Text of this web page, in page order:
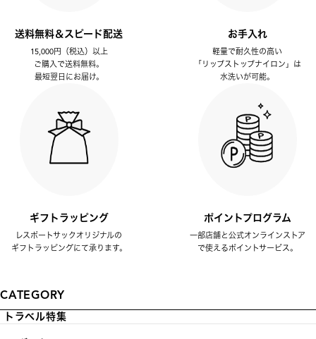
送料無料＆スピード配送
15,000円（税込）以上
ご購入で送料無料。
最短翌日にお届け。
お手入れ
軽量で耐久性の高い
「リップストップナイロン」は
水洗いが可能。
ギフトラッピング
レスポートサックオリジナルの
ギフトラッピングにて承ります。
ポイントプログラム
一部店舗と公式オンラインストア
で使えるポイントサービス。
CATEGORY
トラベル特集